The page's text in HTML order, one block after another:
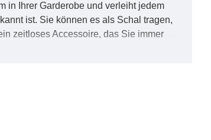
in Ihrer Garderobe und verleiht jedem
ist. Sie können es als Schal tragen,
zeitloses Accessoire, das Sie immer
ein subtiles, aber kraftvolles